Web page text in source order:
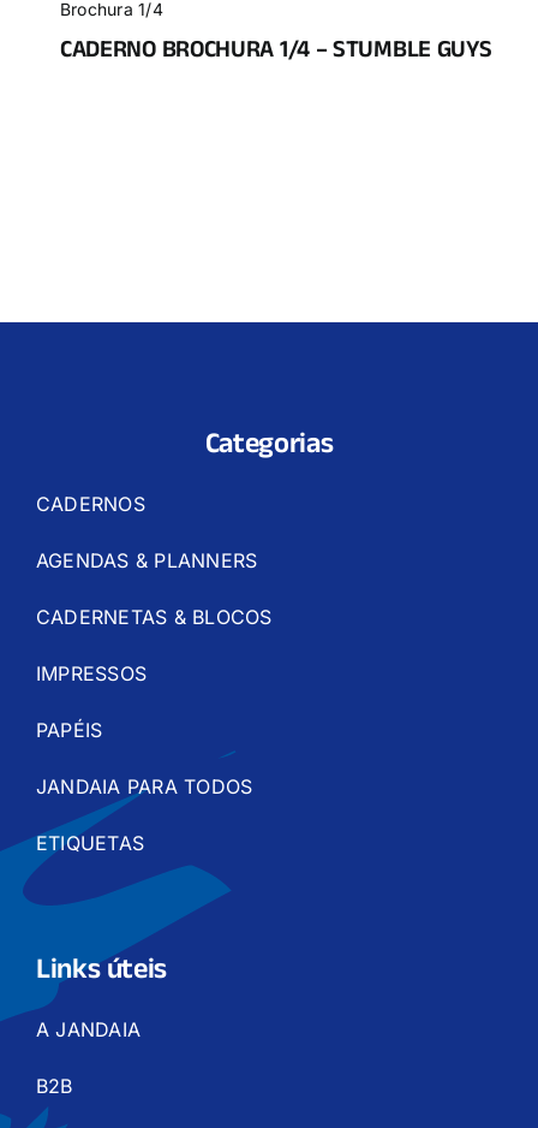
Brochura 1/4
CADERNO BROCHURA 1/4 – STUMBLE GUYS
Categorias
CADERNOS
AGENDAS & PLANNERS
CADERNETAS & BLOCOS
IMPRESSOS
PAPÉIS
JANDAIA PARA TODOS
ETIQUETAS
Links úteis
A JANDAIA
B2B